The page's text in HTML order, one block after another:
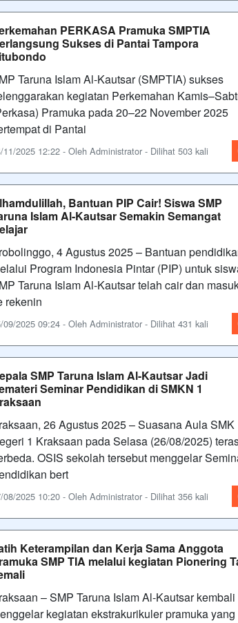
PERKASA Pramuka SMPTIA
Sukses di Pantai Tampora
Taruna Islam Al-Kautsar (SMPTIA) sukses
kegiatan Perkemahan
Pramuka pada 20–22 November 2025
di Pantai
11/2025 12:22 - Oleh Administrator - Dilihat 503 kali
Bantuan PIP Cair! Siswa SMP
Islam Al-Kautsar Semakin Semangat
4 Agustus 2025 – Bantuan
Program Indonesia Pintar (PIP) untuk
Taruna Islam Al-Kautsar telah cair dan
rekenin
09/2025 09:24 - Oleh Administrator - Dilihat 431 kali
SMP Taruna Islam Al-Kautsar Jadi
Seminar Pendidikan di SMKN 1
26 Agustus 2025 – Suasana Aula SMK
1 Kraksaan pada Selasa (26/08/2025)
OSIS sekolah tersebut menggelar
bert
08/2025 10:20 - Oleh Administrator - Dilihat 356 kali
Keterampilan dan Kerja Sama Anggota
SMP TIA melalui kegiatan Pionering
– SMP Taruna Islam Al-Kautsar kembali
kegiatan ekstrakurikuler pramuka yang